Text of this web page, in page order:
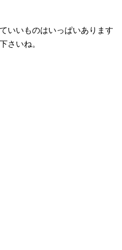
いいものはいっぱいあります
さいね。